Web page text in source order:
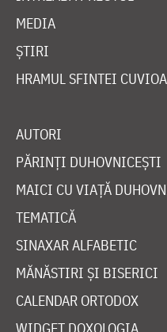
MEDIA
ȘTIRI
HRAMUL SFINTEI
AUTORI
PĂRINȚI DUHOVNICEȘTI
MAICI CU VIAȚĂ
TEMATICĂ
SINAXAR ALFABETIC
MĂNĂSTIRI ȘI BISERICI
CALENDAR ORTODOX